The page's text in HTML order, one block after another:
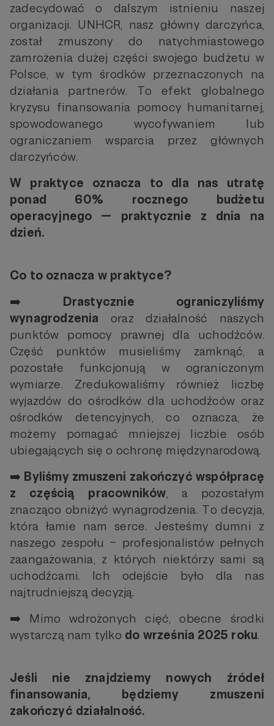
zadecydować o dalszym istnieniu naszej
organizacji. UNHCR, nasz główny darczyńca,
został zmuszony do natychmiastowego
zamrożenia dużej części swojego budżetu w
Polsce, w tym środków przeznaczonych na
działania partnerów. To efekt globalnego
kryzysu finansowania pomocy humanitarnej,
spowodowanego wycofywaniem lub
ograniczaniem wsparcia przez głównych
darczyńców.
W praktyce oznacza to dla nas utratę
ponad 60% rocznego budżetu
operacyjnego — praktycznie z dnia na
dzień.
Co to oznacza w praktyce?
➡️ Drastycznie ograniczyliśmy
wynagrodzenia oraz działalność naszych
punktów pomocy prawnej dla uchodźców.
Część punktów musieliśmy zamknąć, a
pozostałe funkcjonują w ograniczonym
wymiarze. Zredukowaliśmy również liczbę
wyjazdów do ośrodków dla uchodźców oraz
ośrodków detencyjnych, co oznacza, że
możemy pomagać mniejszej liczbie osób
ubiegających się o ochronę międzynarodową.
➡️ Byliśmy zmuszeni zakończyć współpracę
z częścią pracowników, a pozostałym
znacząco obniżyć wynagrodzenia. To decyzja,
która łamie nam serce. Jesteśmy dumni z
naszego zespołu – profesjonalistów pełnych
zaangażowania, z których niektórzy sami są
uchodźcami. Ich odejście było dla nas
najtrudniejszą decyzją.
➡️ Mimo wdrożonych cięć, obecne środki
wystarczą nam tylko do września 2025 roku.
Jeśli nie znajdziemy nowych źródeł
finansowania, będziemy zmuszeni
zakończyć działalność.